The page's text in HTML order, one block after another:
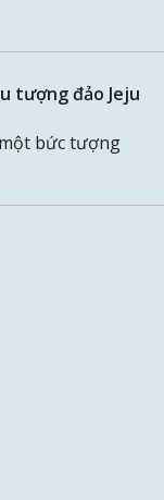
tượng đảo Jeju
bức tượng